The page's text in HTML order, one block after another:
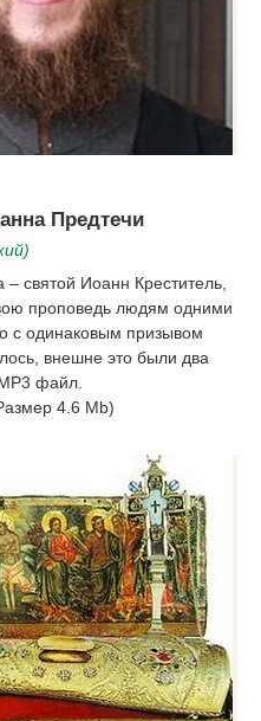
Предтечи
святой Иоанн Креститель,
проповедь людям одними
с одинаковым призывом
внешне это были два
файл.
4.6 Mb)